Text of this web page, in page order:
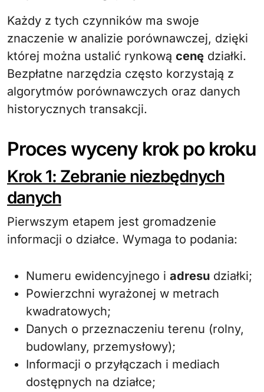
Każdy z tych czynników ma swoje
znaczenie w analizie porównawczej, dzięki
której można ustalić rynkową cenę działki.
Bezpłatne narzędzia często korzystają z
algorytmów porównawczych oraz danych
historycznych transakcji.
Proces wyceny krok po kroku
Krok 1: Zebranie niezbędnych
danych
Pierwszym etapem jest gromadzenie
informacji o działce. Wymaga to podania:
Numeru ewidencyjnego i adresu działki;
Powierzchni wyrażonej w metrach
kwadratowych;
Danych o przeznaczeniu terenu (rolny,
budowlany, przemysłowy);
Informacji o przyłączach i mediach
dostępnych na działce;